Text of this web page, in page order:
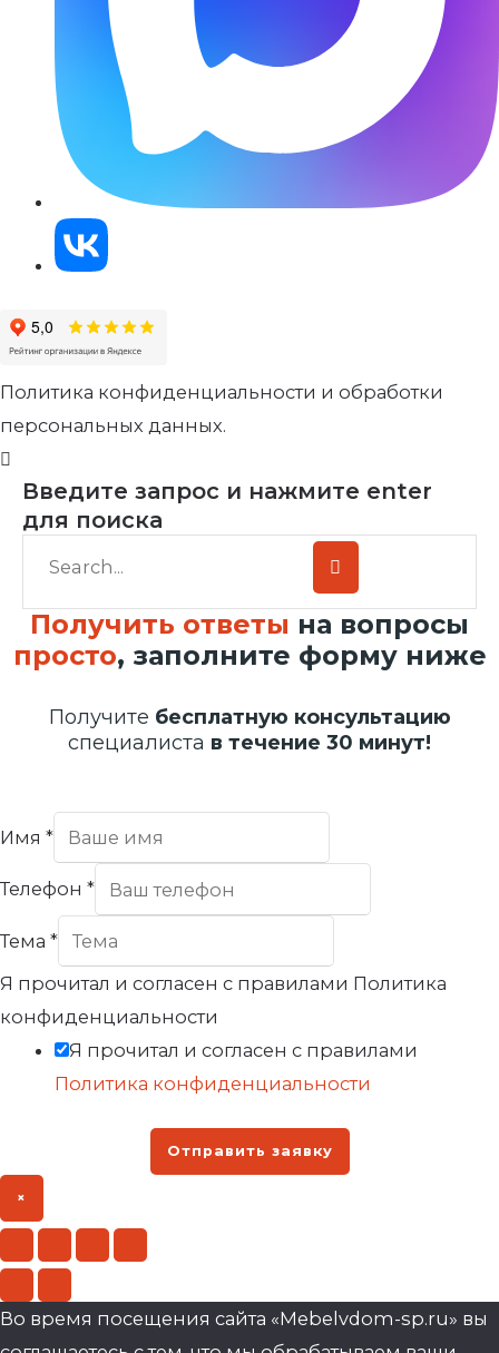
Политика конфиденциальности и обработки
персональных данных.
Введите запрос и нажмите enter
для поиска
Получить ответы на вопросы
просто, заполните форму ниже
Получите бесплатную консультацию
специалиста в течение 30 минут!
Имя *
Телефон *
Тема *
Я прочитал и согласен с правилами Политика
конфиденциальности
Я прочитал и согласен с правилами
Политика конфиденциальности
Отправить заявку
×
Во время посещения сайта «Mebelvdom-sp.ru» вы